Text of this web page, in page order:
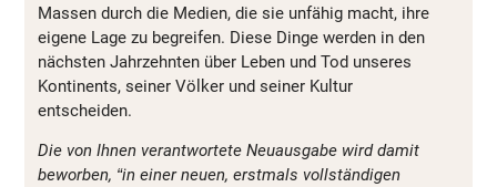
Massen durch die Medien, die sie unfähig macht, ihre
eigene Lage zu begreifen. Diese Dinge werden in den
nächsten Jahrzehnten über Leben und Tod unseres
Kontinents, seiner Völker und seiner Kultur
entscheiden.
Die von Ihnen verantwortete Neuausgabe wird damit
beworben, “in einer neuen, erstmals vollständigen